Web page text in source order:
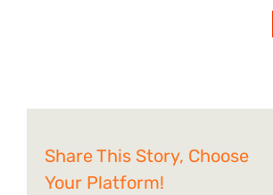
Share This Story, Choose
Your Platform!